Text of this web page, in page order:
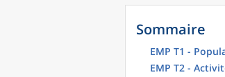
Sommaire
EMP T1 -
EMP T2 -